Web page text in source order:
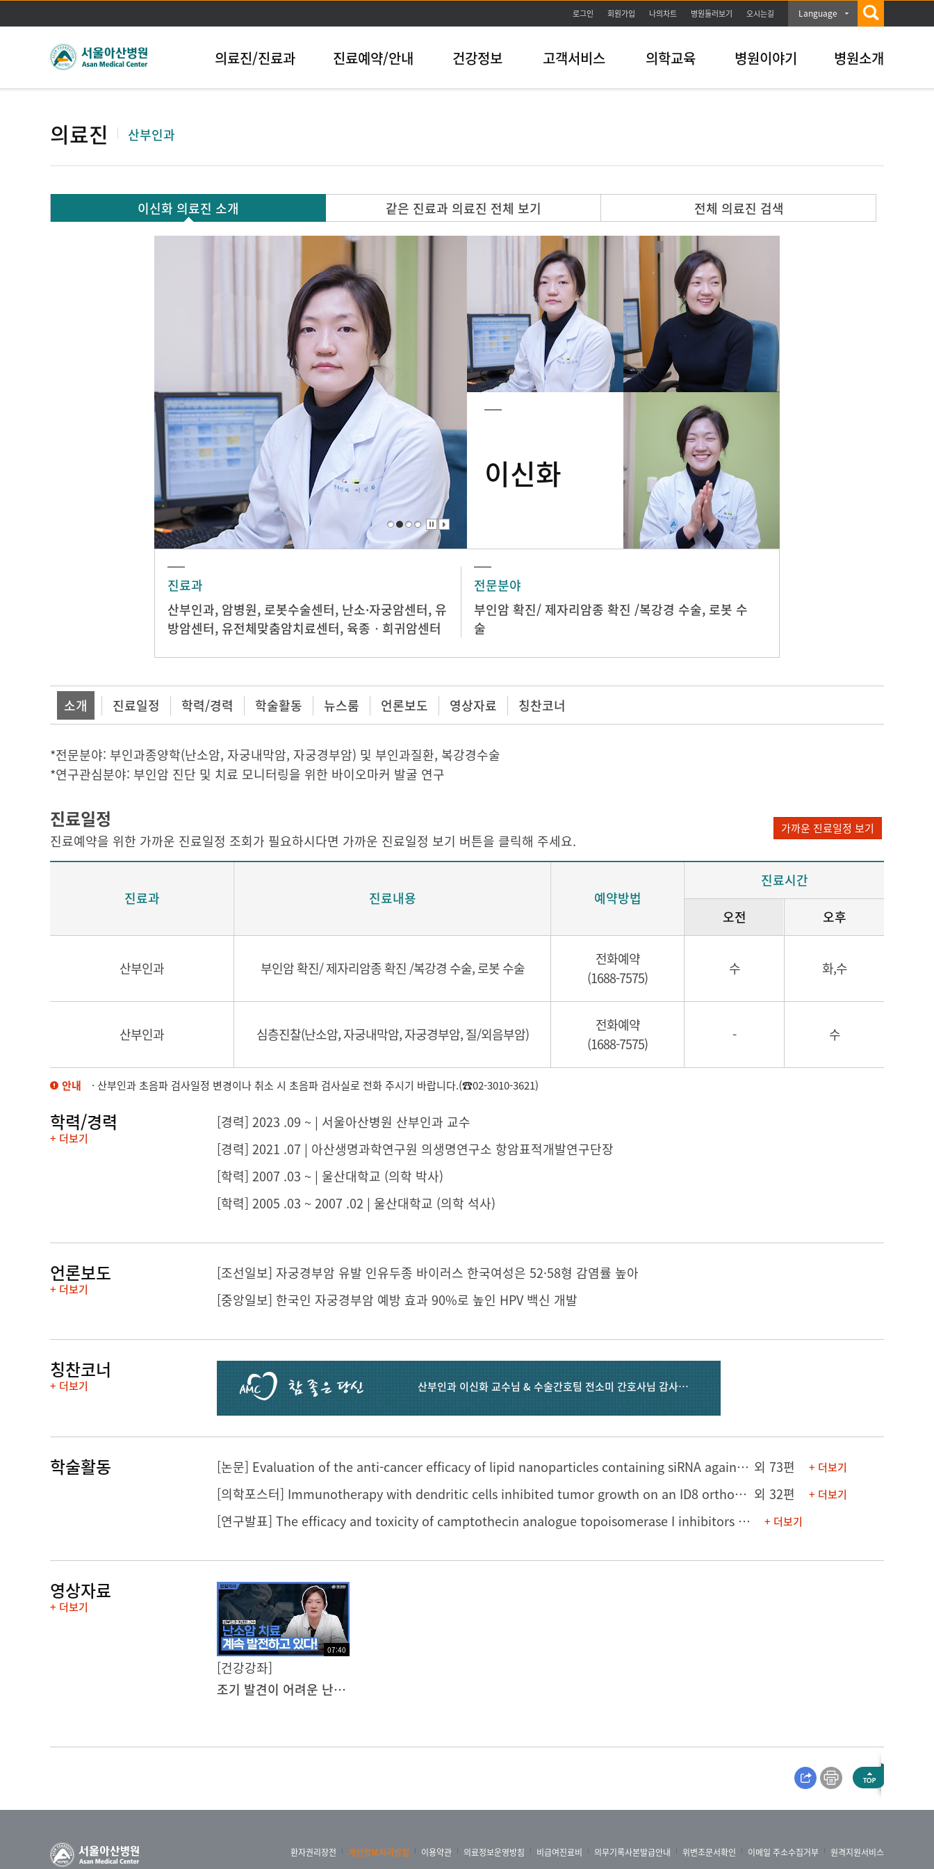
본문바로가기
로그인 회원가입 나의차트 병원둘러보기 오시는길 Language
의료진/진료과 진료예약/안내 건강정보 고객서비스 의학교육 병원이야기 병원소개
의료진 산부인과
이신화 의료진 소개 같은 진료과 의료진 전체 보기 전체 의료진 검색
이신화
진료과
산부인과, 암병원, 로봇수술센터, 난소·자궁암센터, 유
방암센터, 유전체맞춤암치료센터, 육종ㆍ희귀암센터
전문분야
부인암 확진/ 제자리암종 확진 /복강경 수술, 로봇 수
술
소개 진료일정 학력/경력 학술활동 뉴스룸 언론보도 영상자료 칭찬코너
*전문분야: 부인과종양학(난소암, 자궁내막암, 자궁경부암) 및 부인과질환, 복강경수술
*연구관심분야: 부인암 진단 및 치료 모니터링을 위한 바이오마커 발굴 연구
진료일정
진료예약을 위한 가까운 진료일정 조회가 필요하시다면 가까운 진료일정 보기 버튼을 클릭해 주세요.
가까운 진료일정 보기
진료과 진료내용 예약방법
진료시간
오전
오후
산부인과 부인암 확진/ 제자리암종 확진 /복강경 수술, 로봇 수술
전화예약
(1688-7575)
수 화,수
산부인과 심층진찰(난소암, 자궁내막암, 자궁경부암, 질/외음부암)
전화예약
(1688-7575)
- 수
안내 · 산부인과 초음파 검사일정 변경이나 취소 시 초음파 검사실로 전화 주시기 바랍니다.(☎02-3010-3621)
학력/경력
+ 더보기
[경력] 2023 .09 ~ | 서울아산병원 산부인과 교수
[경력] 2021 .07 | 아산생명과학연구원 의생명연구소 항암표적개발연구단장
[학력] 2007 .03 ~ | 울산대학교 (의학 박사)
[학력] 2005 .03 ~ 2007 .02 | 울산대학교 (의학 석사)
언론보도
+ 더보기
[조선일보] 자궁경부암 유발 인유두종 바이러스 한국여성은 52·58형 감염률 높아
[중앙일보] 한국인 자궁경부암 예방 효과 90%로 높인 HPV 백신 개발
칭찬코너
+ 더보기 산부인과 이신화 교수님 & 수술간호팀 전소미 간호사님 감사합니다.
학술활동 [논문] Evaluation of the anti-cancer efficacy of lipid nanoparticles containing siRNA against HPV16 E6/E7 combined with cisplatin in a xenograft model of cervical cancer 외 73편 + 더보기
[의학포스터] Immunotherapy with dendritic cells inhibited tumor growth on an ID8 orthotropic mouse model of ovarian cancer 외 32편 + 더보기
[연구발표] The efficacy and toxicity of camptothecin analogue topoisomerase I inhibitors in patients with recurrent or refractory epithelial ovarian carcinoma and primary peritoneal carcinomatosis + 더보기
영상자료
+ 더보기
07:40
[건강강좌]
조기 발견이 어려운 난소암의 최신 치료 방법은?
환자권리장전 개인정보처리방침 이용약관 의료정보운영방침 비급여진료비 의무기록사본발급안내 위변조문서확인 이메일 주소수집거부 원격지원서비스